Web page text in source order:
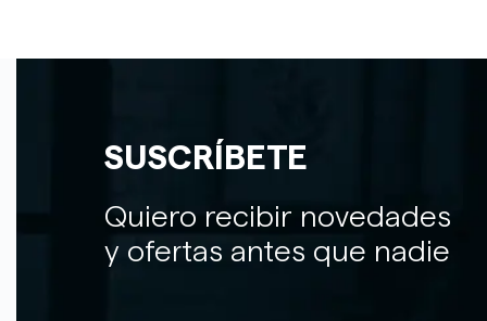
SUSCRÍBETE
Quiero recibir novedades
y ofertas antes que nadie